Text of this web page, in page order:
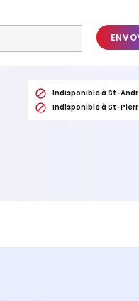
 Indisponible à St-
 Indisponible à St-